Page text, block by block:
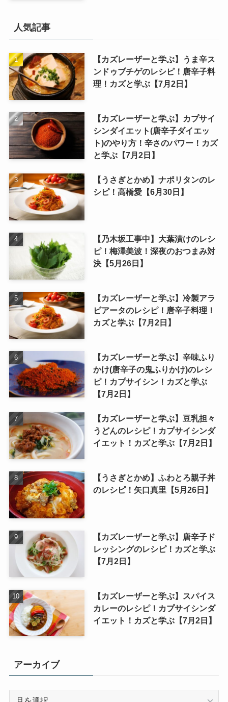
人気記事
【カズレーザーと学ぶ】うま辛ス
ンドゥブチゲのレシピ！唐辛子料
理！カズと学ぶ【7月2日】
【カズレーザーと学ぶ】カプサイ
シンダイエット(唐辛子ダイエッ
ト)のやり方！辛さのパワー！カズ
と学ぶ【7月2日】
【うさぎとかめ】ナポリタンのレ
シピ！高橋愛【6月30日】
【乃木坂工事中】大葉漬けのレシ
ピ！梅澤美波！深夜のおつまみ対
決【5月26日】
【カズレーザーと学ぶ】冷製アラ
ビアータのレシピ！唐辛子料理！
カズと学ぶ【7月2日】
【カズレーザーと学ぶ】辛味ふり
かけ(唐辛子の鬼ふりかけ)のレシ
ピ！カプサイシン！カズと学ぶ
【7月2日】
【カズレーザーと学ぶ】豆乳担々
うどんのレシピ！カプサイシンダ
イエット！カズと学ぶ【7月2日】
【うさぎとかめ】ふわとろ親子丼
のレシピ！矢口真里【5月26日】
【カズレーザーと学ぶ】唐辛子ド
レッシングのレシピ！カズと学ぶ
【7月2日】
【カズレーザーと学ぶ】スパイス
カレーのレシピ！カプサイシンダ
イエット！カズと学ぶ【7月2日】
アーカイブ